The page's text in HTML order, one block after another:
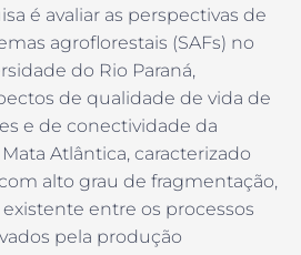
é avaliar as perspectivas de
agroflorestais (SAFs) no
do Rio Paraná,
de qualidade de vida de
e de conectividade da
Atlântica, caracterizado
alto grau de fragmentação,
entre os processos
pela produção